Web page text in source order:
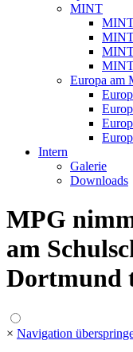
MINT
Europa am
Intern
Galerie
Downloads
MPG
am
Dortmund
× Navigation